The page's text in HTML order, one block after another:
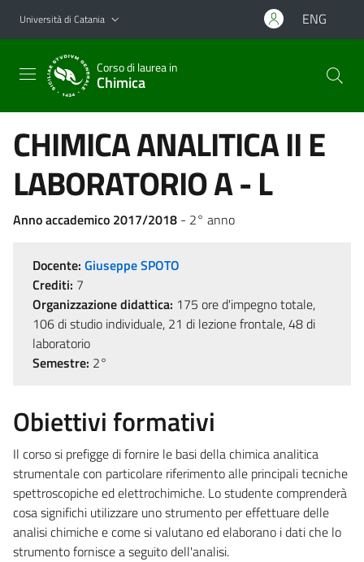
Vai al contenuto principale
Vai al menu di navigazione
Università di Catania ENG
Corso di laurea in
Chimica
CHIMICA ANALITICA II E
LABORATORIO A - L
Anno accademico 2017/2018 - 2° anno
Docente: Giuseppe SPOTO
Crediti: 7
Organizzazione didattica: 175 ore d'impegno totale,
106 di studio individuale, 21 di lezione frontale, 48 di
laboratorio
Semestre: 2°
Obiettivi formativi
Il corso si prefigge di fornire le basi della chimica analitica
strumentale con particolare riferimento alle principali tecniche
spettroscopiche ed elettrochimiche. Lo studente comprenderà
cosa significhi utilizzare uno strumento per effettuare delle
analisi chimiche e come si valutano ed elaborano i dati che lo
strumento fornisce a seguito dell'analisi.